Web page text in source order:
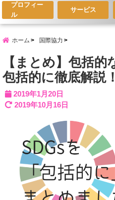
プロフィー
ル
サービス
ホーム 国際協力
【まとめ】包括的
包括的に徹底解説！
2019年1月20日
2019年10月16日